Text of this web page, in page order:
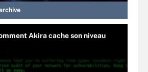
Akira cache son niveau